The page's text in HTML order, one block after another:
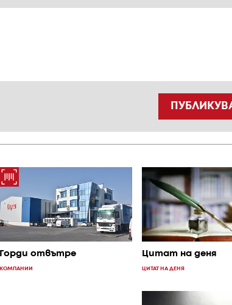
Горди отвътре
КОМПАНИИ
Цитат на деня
ЦИТАТ НА ДЕНЯ